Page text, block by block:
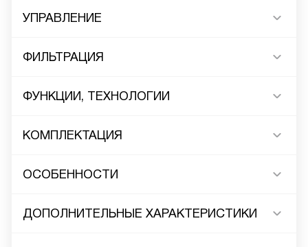
УПРАВЛЕНИЕ
ФИЛЬТРАЦИЯ
ФУНКЦИИ, ТЕХНОЛОГИИ
КОМПЛЕКТАЦИЯ
ОСОБЕННОСТИ
ДОПОЛНИТЕЛЬНЫЕ ХАРАКТЕРИСТИКИ